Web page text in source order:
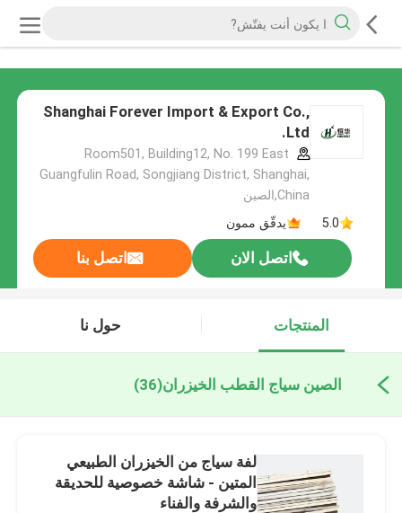
Shanghai Forever Import & Export Co.,
Ltd.
Room501, Building12, No. 199 East
Guangfulin Road, Songjiang District, Shanghai,
China,الصين
5.0
يدقّق ممون
اتصل الان اتصل بنا
المنتجات حول نا
الصين سياج القطب الخيزران(36)
لفة سياج من الخيزران الطبيعي
المتين - شاشة خصوصية للحديقة
والشرفة والفناء